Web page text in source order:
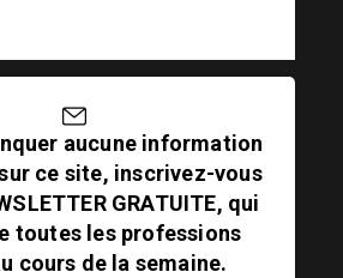
aucune information
ce site, inscrivez-vous
GRATUITE, qui
toutes les professions
cours de la semaine.